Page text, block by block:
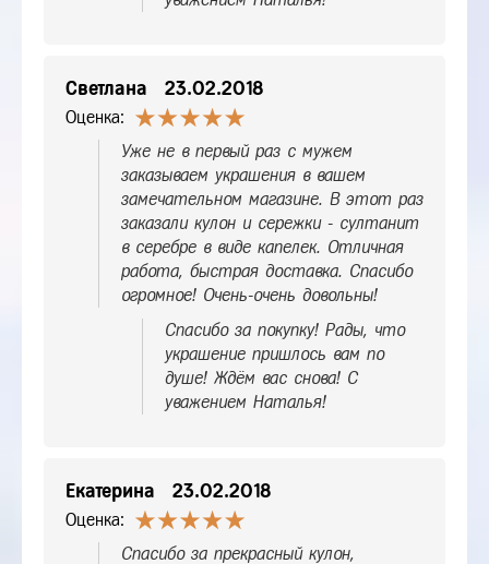
Светлана 23.02.2018
Оценка:
Уже не в первый раз с мужем
заказываем украшения в вашем
замечательном магазине. В этот раз
заказали кулон и сережки - султанит
в серебре в виде капелек. Отличная
работа, быстрая доставка. Спасибо
огромное! Очень-очень довольны!
Спасибо за покупку! Рады, что
украшение пришлось вам по
душе! Ждём вас снова! С
уважением Наталья!
Екатерина 23.02.2018
Оценка:
Спасибо за прекрасный кулон,